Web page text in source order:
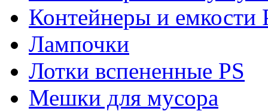
Контейнеры и емкости
Лампочки
Лотки вспененные PS
Мешки для мусора